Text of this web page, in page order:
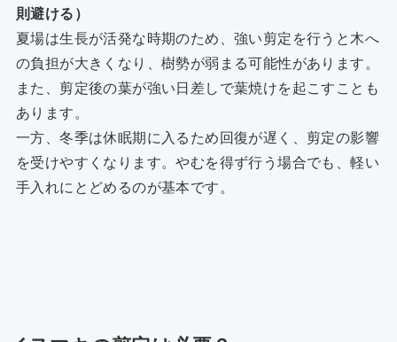
則避ける）
夏場は生長が活発な時期のため、強い剪定を行うと木へ
の負担が大きくなり、樹勢が弱まる可能性があります。
また、剪定後の葉が強い日差しで葉焼けを起こすことも
あります。
一方、冬季は休眠期に入るため回復が遅く、剪定の影響
を受けやすくなります。やむを得ず行う場合でも、軽い
手入れにとどめるのが基本です。